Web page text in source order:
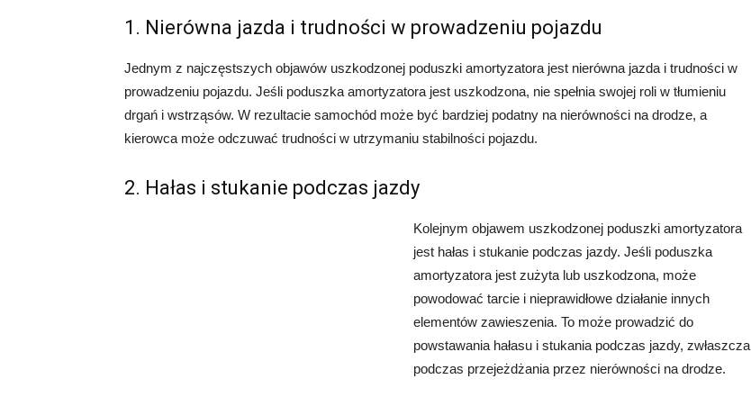
1. Nierówna jazda i trudności w prowadzeniu pojazdu
Jednym z najczęstszych objawów uszkodzonej poduszki amortyzatora jest nierówna jazda i trudności w
prowadzeniu pojazdu. Jeśli poduszka amortyzatora jest uszkodzona, nie spełnia swojej roli w tłumieniu
drgań i wstrząsów. W rezultacie samochód może być bardziej podatny na nierówności na drodze, a
kierowca może odczuwać trudności w utrzymaniu stabilności pojazdu.
2. Hałas i stukanie podczas jazdy
Kolejnym objawem uszkodzonej poduszki amortyzatora
jest hałas i stukanie podczas jazdy. Jeśli poduszka
amortyzatora jest zużyta lub uszkodzona, może
powodować tarcie i nieprawidłowe działanie innych
elementów zawieszenia. To może prowadzić do
powstawania hałasu i stukania podczas jazdy, zwłaszcza
podczas przejeżdżania przez nierówności na drodze.